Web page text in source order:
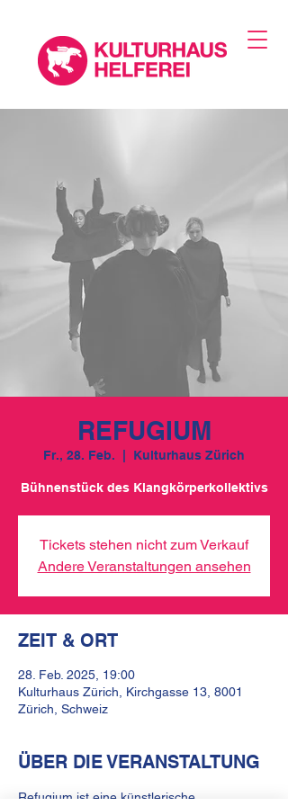
REFUGIUM
Fr., 28. Feb. Kulturhaus Zürich
Bühnenstück des Klangkörperkollektivs
Tickets stehen nicht zum Verkauf
Andere Veranstaltungen ansehen
ZEIT & ORT
28. Feb. 2025, 19:00
Kulturhaus Zürich, Kirchgasse 13, 8001
Zürich, Schweiz
ÜBER DIE VERANSTALTUNG
Refugium ist eine künstlerische